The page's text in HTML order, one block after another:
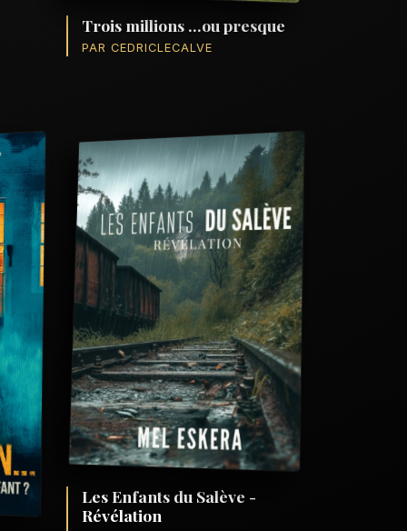
Trois millions ...ou presque
PAR CEDRICLECALVE
Les Enfants du Salève -
Révélation